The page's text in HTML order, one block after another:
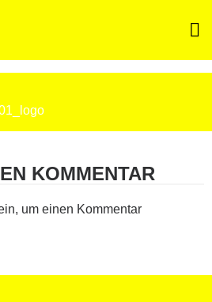
KOMMENTAR
um einen Kommentar